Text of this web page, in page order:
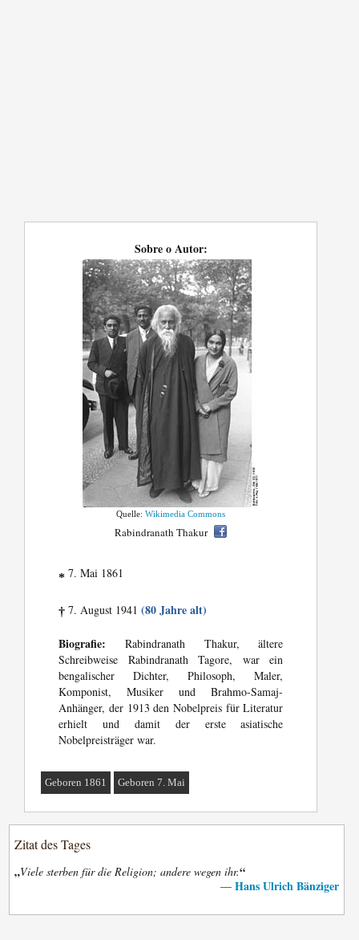
Sobre o Autor:
Quelle:Wikimedia Commons
Rabindranath Thakur
* 7. Mai 1861
† 7. August 1941(80 Jahre alt)
Biografie: Rabindranath Thakur, ältere
Schreibweise Rabindranath Tagore, war ein
bengalischer Dichter, Philosoph, Maler,
Komponist, Musiker und Brahmo-Samaj-
Anhänger, der 1913 den Nobelpreis für Literatur
erhielt und damit der erste asiatische
Nobelpreisträger war.
Geboren 1861 Geboren 7. Mai
Zitat des Tages
„Viele sterben für die Religion; andere wegen ihr.“
— Hans Ulrich Bänziger